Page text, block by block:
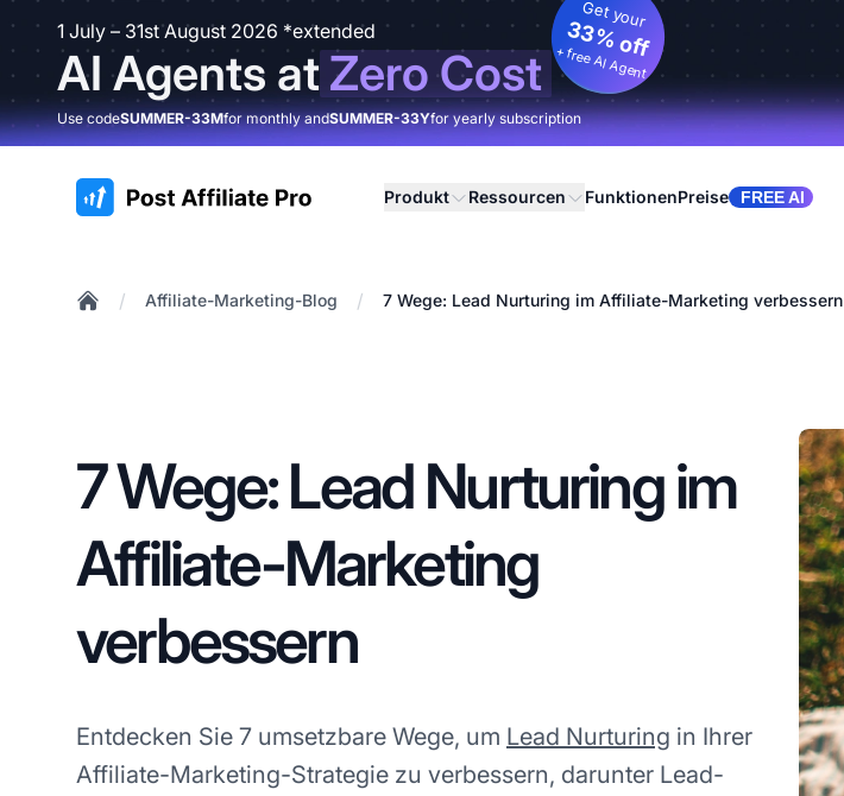
1 July – 31st August 2026 *extended
AI Agents atZero Cost
Get your
33% off
+ free AI Agent
Use codeSUMMER-33Mfor monthly andSUMMER-33Yfor yearly subscription
:site.title Produkt Ressourcen FunktionenPreise FREE AI
/ Affiliate-Marketing-Blog / 7 Wege: Lead Nurturing im Affiliate-Marketing verbessern
7 Wege: Lead Nurturing im
Affiliate-Marketing
verbessern
Entdecken Sie 7 umsetzbare Wege, um Lead Nurturing in Ihrer
Affiliate-Marketing-Strategie zu verbessern, darunter Lead-